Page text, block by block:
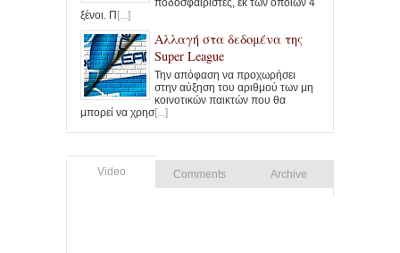
ποδοσφαιριστές, εκ των οποίων 4
ξένοι. Π[...]
Αλλαγή στα δεδομένα της
Super League
Την απόφαση να προχωρήσει
στην αύξηση του αριθμού των μη
κοινοτικών παικτών που θα
μπορεί να χρησ[...]
Video Comments Archive